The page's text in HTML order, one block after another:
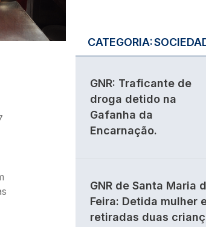
CATEGORIA:
GNR: Traficante de
droga detido na
Gafanha da
Encarnação.
GNR de Santa Maria
Feira: Detida mulher
retiradas duas